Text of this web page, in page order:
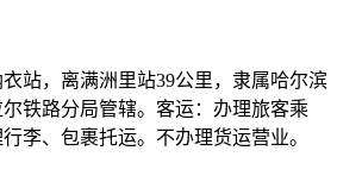
站，离满洲里站39公里，隶属哈尔滨
铁路分局管辖。客运：办理旅客乘
李、包裹托运。不办理货运营业。